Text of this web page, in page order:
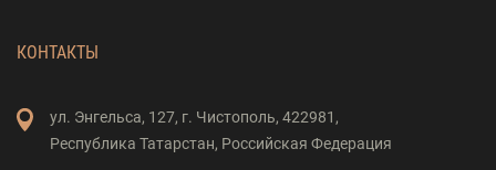
КОНТАКТЫ
ул. Энгельса, 127, г. Чистополь, 422981,
Республика Татарстан, Российская Федерация